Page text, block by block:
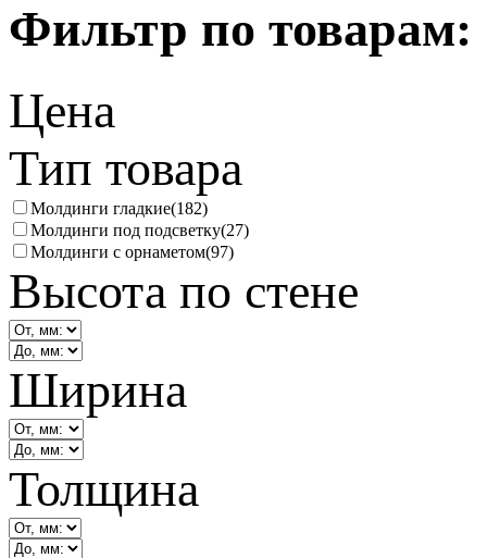
Фильтр по товарам:
Цена
Тип товара
Молдинги гладкие(182)
Молдинги под подсветку(27)
Молдинги с орнаметом(97)
Высота по стене
Ширина
Толщина